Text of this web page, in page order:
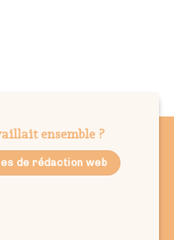
ensemble ?
de rédaction web